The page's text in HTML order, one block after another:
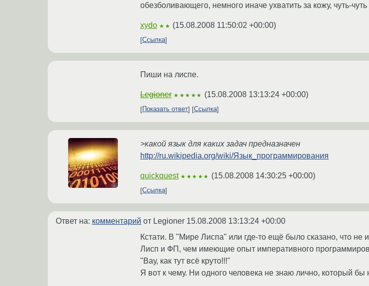
обезболивающего, немного иначе ухватить за кожу, чуть-
xydo ★★ (15.08.2008 11:50:02 +00:00)
Ссылка
Пиши на лиспе.
Legioner ★★★★★ (15.08.2008 13:13:24 +00:00)
Показать ответ Ссылка
>какой язык для каких задач предназначен
http://ru.wikipedia.org/wiki/Язык_программирования
quickquest ★★★★★ (15.08.2008 14:30:25 +00:00)
Ссылка
Ответ на: комментарий от Legioner 15.08.2008 13:13:24 +00:00
Кстати. В "Мире Лиспа" или где-то ещё было сказано, что
Лисп и ФП, чем имеющие опыт императивного
"Вау, как тут всё круто!!!"
Я вот к чему. Ни одного человека не знаю лично, который